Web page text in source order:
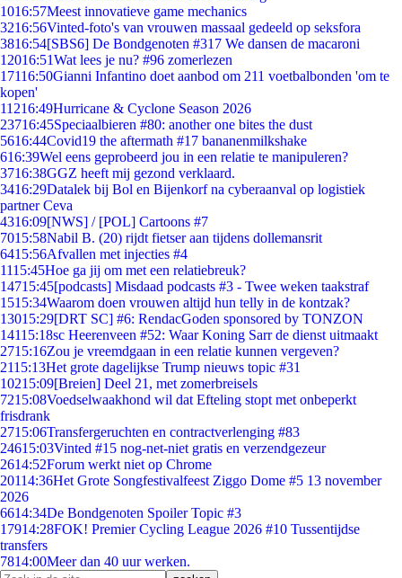
1016:57Meest innovatieve game mechanics
3216:56Vinted-foto's van vrouwen massaal gedeeld op seksfora
3816:54[SBS6] De Bondgenoten #317 We dansen de macaroni
12016:51Wat lees je nu? #96 zomerlezen
17116:50Gianni Infantino doet aanbod om 211 voetbalbonden 'om te
kopen'
11216:49Hurricane & Cyclone Season 2026
23716:45Speciaalbieren #80: another one bites the dust
5616:44Covid19 the aftermath #17 bananenmilkshake
616:39Wel eens geprobeerd jou in een relatie te manipuleren?
3716:38GGZ heeft mij gezond verklaard.
3416:29Datalek bij Bol en Bijenkorf na cyberaanval op logistiek
partner Ceva
4316:09[NWS] / [POL] Cartoons #7
7015:58Nabil B. (20) rijdt fietser aan tijdens dollemansrit
6415:56Afvallen met injecties #4
1115:45Hoe ga jij om met een relatiebreuk?
14715:45[podcasts] Misdaad podcasts #3 - Twee weken taakstraf
1515:34Waarom doen vrouwen altijd hun telly in de kontzak?
13015:29[DRT SC] #6: RendacGoden sponsored by TONZON
14115:18sc Heerenveen #52: Waar Koning Sarr de dienst uitmaakt
2715:16Zou je vreemdgaan in een relatie kunnen vergeven?
2115:13Het grote dagelijkse Trump nieuws topic #31
10215:09[Breien] Deel 21, met zomerbreisels
7215:08Voedselwaakhond wil dat Efteling stopt met onbeperkt
frisdrank
2715:06Transfergeruchten en contractverlenging #83
24615:03Vinted #15 nog-net-niet gratis en verzendgezeur
2614:52Forum werkt niet op Chrome
20114:36Het Grote Songfestivalfeest Ziggo Dome #5 13 november
2026
6614:34De Bondgenoten Spoiler Topic #3
17914:28FOK! Premier Cycling League 2026 #10 Tussentijdse
transfers
7814:00Meer dan 40 uur werken.